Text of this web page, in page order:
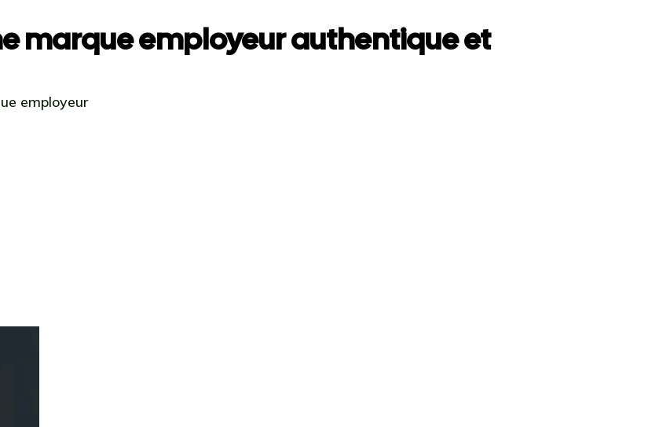
marque employeur authentique et
employeur